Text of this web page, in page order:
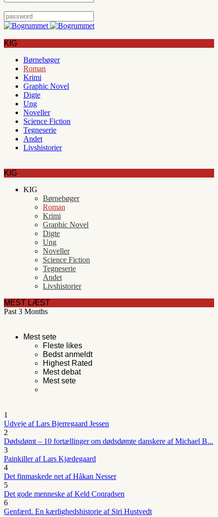
KIG
Børnebøger
Roman
Krimi
Graphic Novel
Digte
Ung
Noveller
Science Fiction
Tegneserie
Andet
Livshistorier
KIG
KIG
Børnebøger
Roman
Krimi
Graphic Novel
Digte
Ung
Noveller
Science Fiction
Tegneserie
Andet
Livshistorier
MEST LÆST
Past 3 Months
Mest sete
Fleste likes
Bedst anmeldt
Highest Rated
Mest debat
Mest sete
1
Udveje af Lars Bjerregaard Jessen
2
Dødsdømt – 10 fortællinger om dødsdømte danskere af Michael B...
3
Painkiller af Lars Kjædegaard
4
Det finmaskede net af Håkan Nesser
5
Det gode menneske af Keld Conradsen
6
Genfærd. En kærlighedshistorie af Siri Hustvedt